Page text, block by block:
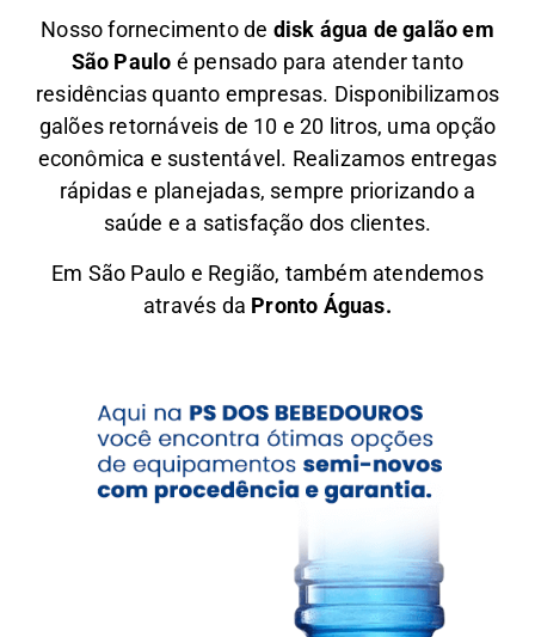
Nosso fornecimento de disk água de galão em
São Paulo é pensado para atender tanto
residências quanto empresas. Disponibilizamos
galões retornáveis de 10 e 20 litros, uma opção
econômica e sustentável. Realizamos entregas
rápidas e planejadas, sempre priorizando a
saúde e a satisfação dos clientes.
Em São Paulo e Região, também atendemos
através da Pronto Águas.